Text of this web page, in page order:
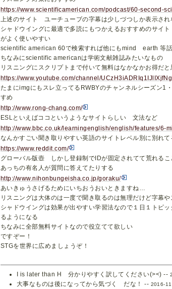
https://www.scientificamerican.com/podcast/60-second-
上述のサイト ユーチューブの字幕は少しづつしか表示さ
シャドウイングに最適で多読にもつかえるおすすめのサイ
がよく使いやすい
scientific american 60で検索すれば他にもmind earth 等話
ちなみにscientific americanは学術文献雑誌みたいなもの
リスニングにスクリプトまで付いて無料はなかなかお得だと
https://www.youtube.com/channel/
たまにimgにもスレ立ってるRWBYのチャンネルシーズン1
すめ
http://www.rong-chang.com/
ESLといえばココというようなサイトらしい 文法など
http://www.bbc.co.uk/learningenglish/english/features/6-
なんかすごい聞き取りやすい英語のサイトレベル別に別れ
https://www.reddit.com/
グローバル版壺 しかし登録制でIDが固定されてて荒れる
あっちの有名人が質問に答えてたりする
http://www.nihonbungeisha.co.jp/goraku/
あいきゅうさげるためにいちおうおいときますね…
リスニングは大体のは一度で聞き取るのは無理だけど字幕
シャドウイングは効果が出やすい学習法なので１日１トピ
るようになる
ちなみに全部無料サイトなので役立てて欲しい
ですぞー！
STGを世界に広めましょうぞ！
I is later than H 分かりやすく訳してください(><) --
大事なものは後になってから気づく だな！ -- 2016-